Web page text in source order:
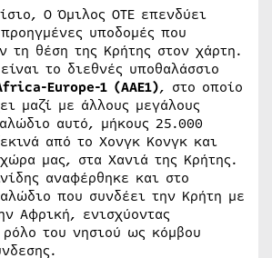
Ο Όμιλος ΟΤΕ επενδύει
υποδομές που
τη θέση της Κρήτης στον χάρτη.
το διεθνές υποθαλάσσιο
Europe-1 (ΑΑΕ1), στο οποίο
μαζί με άλλους μεγάλους
αυτό, μήκους 25.000
από το Χονγκ Κονγκ και
μας, στα Χανιά της Κρήτης.
αναφέρθηκε και στο
που συνδέει την Κρήτη με
Αφρική, ενισχύοντας
του νησιού ως κόμβου